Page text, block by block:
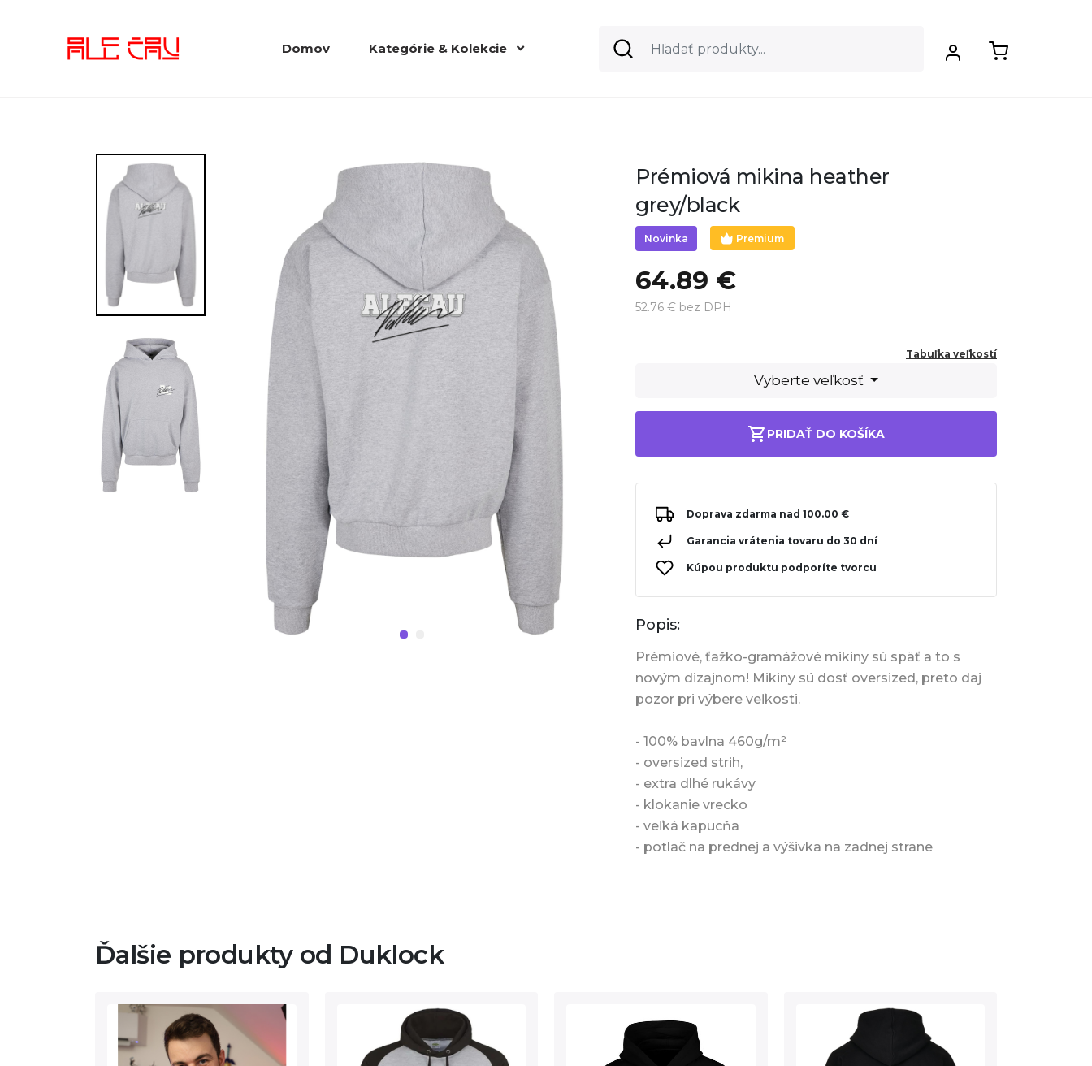
Domov Kategórie & Kolekcie
Prémiová mikina heather
grey/black
Novinka Premium
64.89 €
52.76 € bez DPH
Tabuľka veľkostí
Vyberte veľkosť
PRIDAŤ DO KOŠÍKA
Doprava zdarma nad 100.00 €
Garancia vrátenia tovaru do 30 dní
Kúpou produktu podporíte tvorcu
Popis:
Prémiové, ťažko-gramážové mikiny sú späť a to s
novým dizajnom! Mikiny sú dosť oversized, preto daj
pozor pri výbere veľkosti.
- 100% bavlna 460g/m²
- oversized strih,
- extra dlhé rukávy
- klokanie vrecko
- veľká kapucňa
- potlač na prednej a výšivka na zadnej strane
Ďalšie produkty od Duklock